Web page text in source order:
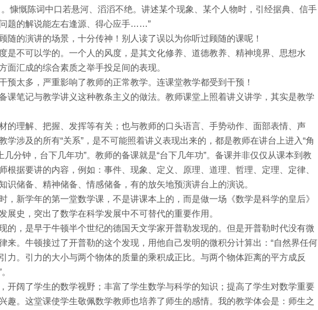
慷慨陈词中口若悬河、滔滔不绝。讲述某个现象、某个人物时，引经据典、信手
题的解说能左右逢源、得心应手……”
随的演讲的场景，十分传神！别人读了误以为你听过顾随的课呢！
是不可以学的。一个人的风度，是其文化修养、道德教养、精神境界、思想水
面汇成的综合素质之举手投足间的表现。
预太多，严重影响了教师的正常教学。连课堂教学都受到干预！
课笔记与教学讲义这种教条主义的做法。教师课堂上照着讲义讲学，其实是教学
的理解、把握、发挥等有关；也与教师的口头语言、手势动作、面部表情、声
学涉及的所有“关系”，是不可能照着讲义表现出来的，都是教师在讲台上进入“角
几分钟，台下几年功”。教师的备课就是“台下几年功”。备课并非仅仅从课本到教
根据要讲的内容，例如：事件、现象、定义、原理、道理、哲理、定理、定律、
识储备、精神储备、情感储备，有的放矢地预演讲台上的演说。
，新学年的第一堂数学课，不是讲课本上的，而是做一场《数学是科学的皇后》
史，突出了数学在科学发展中不可替代的重要作用。
的，是早于牛顿半个世纪的德国天文学家开普勒发现的。但是开普勒时代没有微
来。牛顿接过了开普勒的这个发现，用他自己发明的微积分计算出：“自然界任何
力。引力的大小与两个物体的质量的乘积成正比。与两个物体距离的平方成反
开阔了学生的数学视野；丰富了学生数学与科学的知识；提高了学生对数学重要
趣。这堂课使学生敬佩数学教师也培养了师生的感情。我的教学体会是：师生之